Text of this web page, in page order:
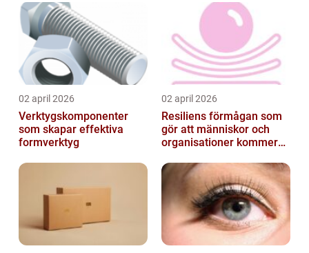
02 april 2026
Verktygskomponenter
som skapar effektiva
formverktyg
02 april 2026
Resiliens förmågan som
gör att människor och
organisationer kommer